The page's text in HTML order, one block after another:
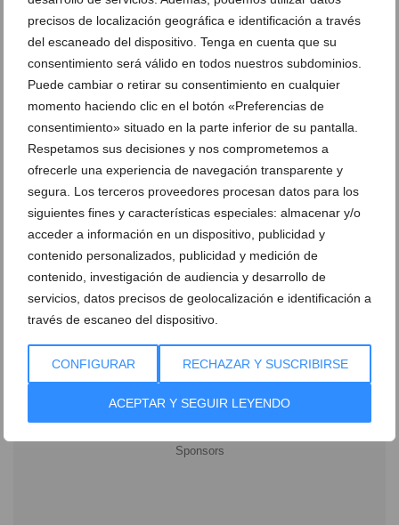
precisos de localización geográfica e identificación a través
del escaneado del dispositivo. Tenga en cuenta que su
consentimiento será válido en todos nuestros subdominios.
Puede cambiar o retirar su consentimiento en cualquier
momento haciendo clic en el botón «Preferencias de
consentimiento» situado en la parte inferior de su pantalla.
Respetamos sus decisiones y nos comprometemos a
ofrecerle una experiencia de navegación transparente y
segura. Los terceros proveedores procesan datos para los
siguientes fines y características especiales: almacenar y/o
acceder a información en un dispositivo, publicidad y
contenido personalizados, publicidad y medición de
contenido, investigación de audiencia y desarrollo de
servicios, datos precisos de geolocalización e identificación a
través de escaneo del dispositivo.
CONFIGURAR RECHAZAR Y SUSCRIBIRSE
ACEPTAR Y SEGUIR LEYENDO
Celebra una Navidad llena de sabor frente al
mediterráneo en Cala Bandida
12 de noviembre de 2024
Ver promociones
Newsletter